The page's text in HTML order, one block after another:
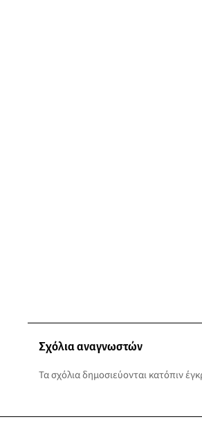
Σχόλια αναγνωστών
Τα σχόλια δημοσιεύονται κατόπιν